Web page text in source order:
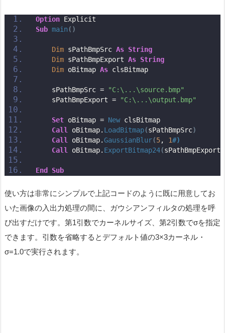
Option Explicit
Sub main()
Dim sPathBmpSrc As String
Dim sPathBmpExport As String
Dim oBitmap As clsBitmap
    sPathBmpSrc =
"C:\...\source.bmp"
    sPathBmpExport =
"C:\...\output.bmp"
Set oBitmap = New clsBitmap
Call
oBitmap. LoadBitmap(sPathBmpSrc)
Call
oBitmap.GaussianBlur(5, 1
Call
oBitmap. ExportBitmap24(sPathBmpExport
End Sub
使い方は非常にシンプルで上記コードのように既に用意してお
いた画像の入出力処理の間に、ガウシアンフィルタの処理を呼
び出すだけです。第1引数でカーネルサイズ、第2引数でσを指定
できます。引数を省略するとデフォルト値の3×3カーネル・
σ=1.0で実行されます。